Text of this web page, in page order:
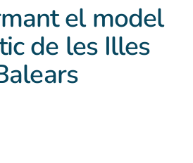
el model
de les Illes